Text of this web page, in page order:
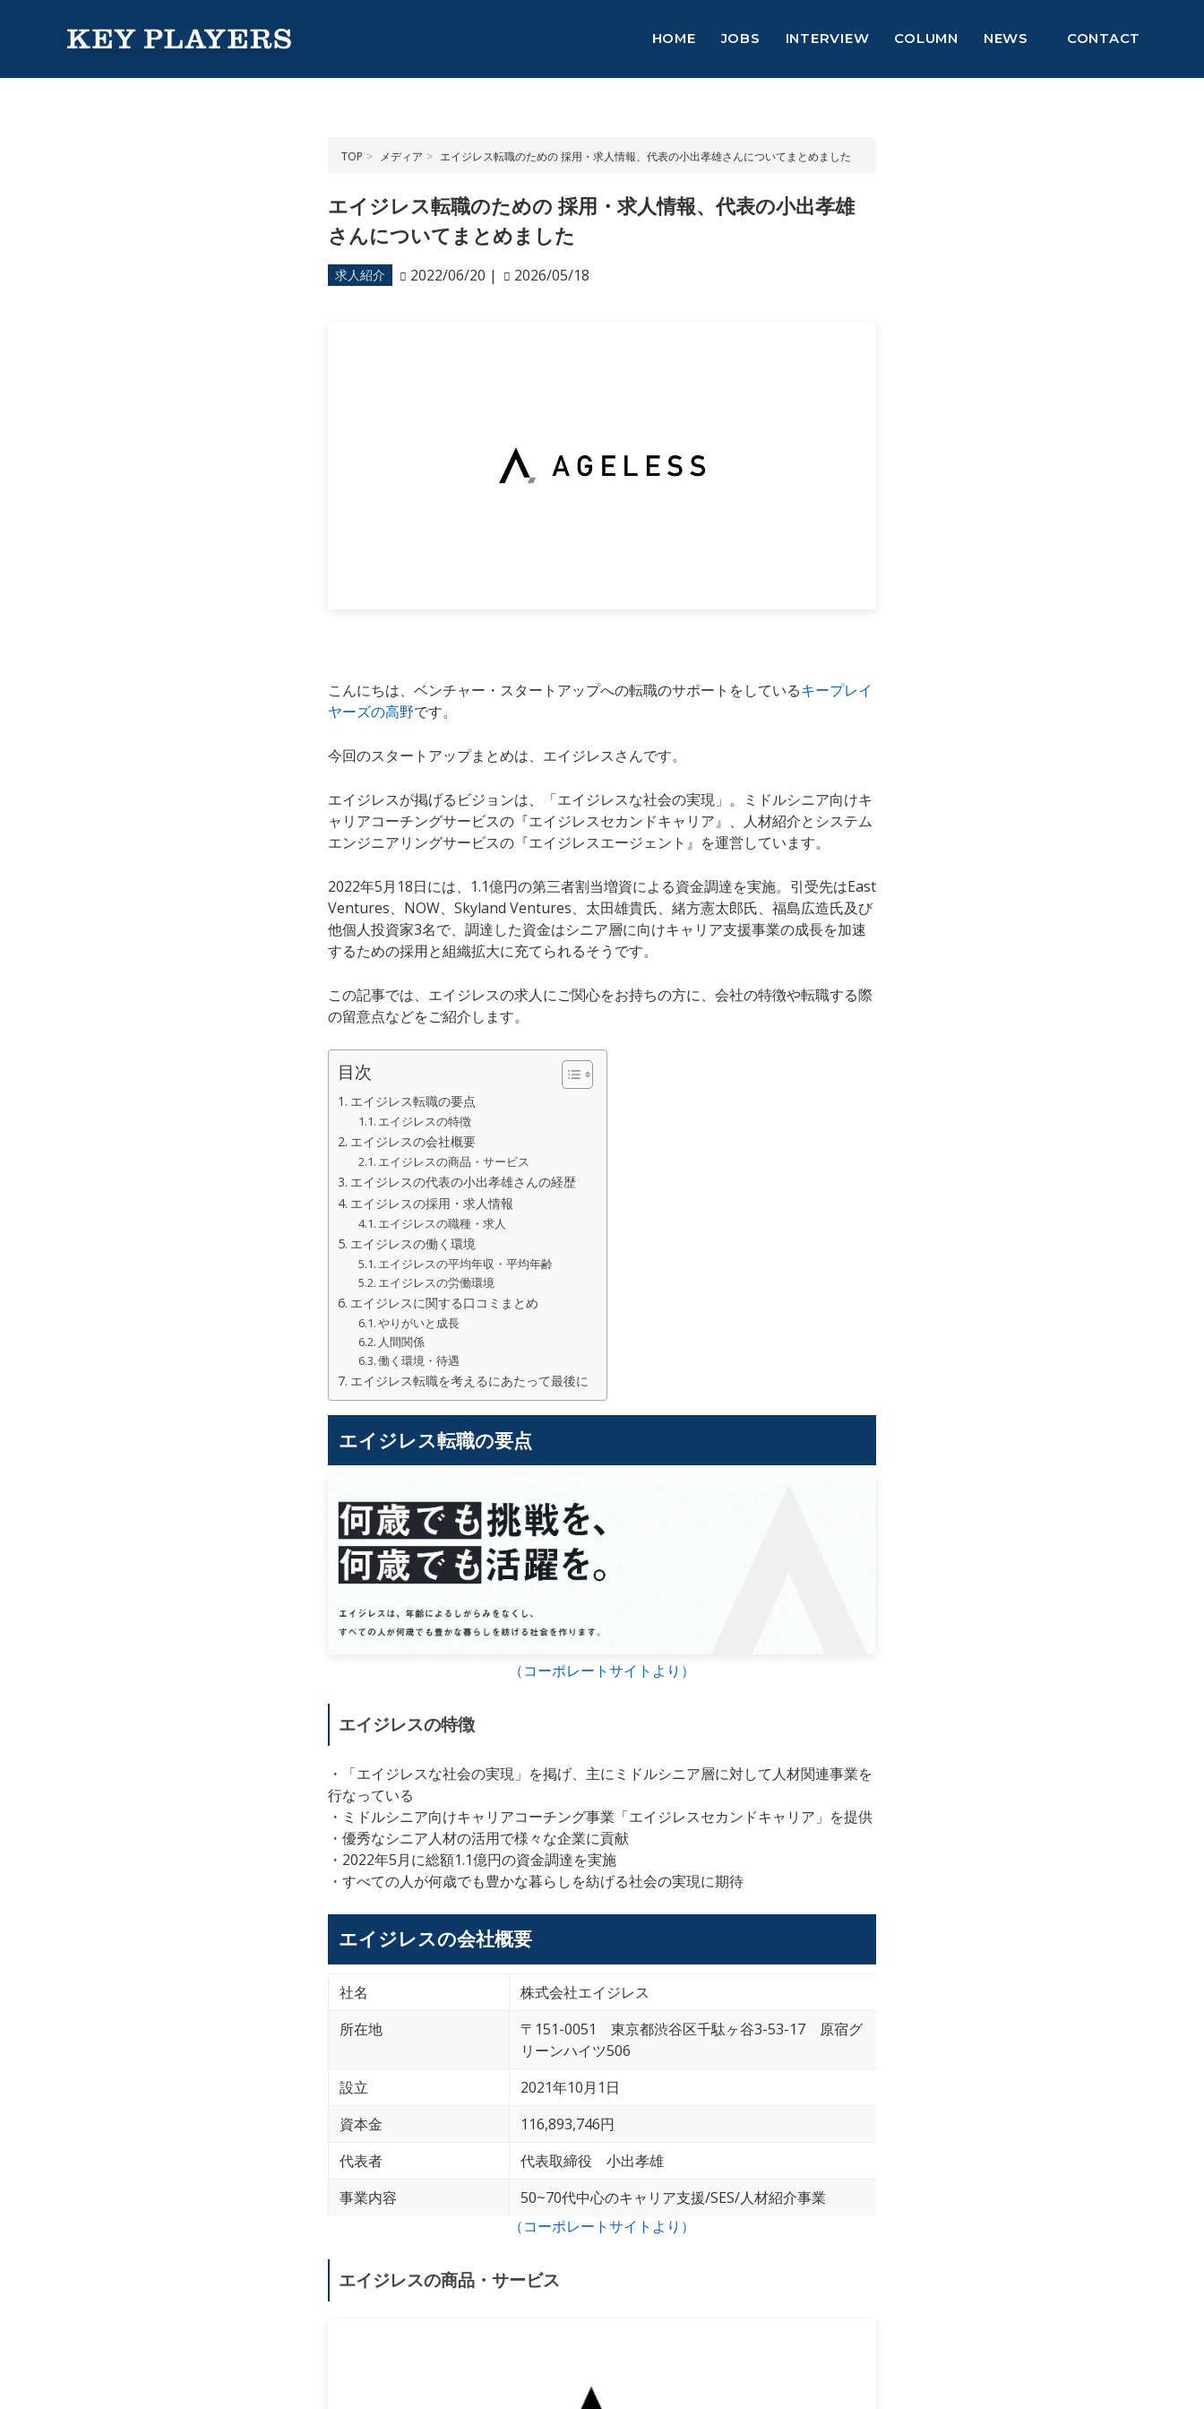
HOME JOBS INTERVIEW COLUMN NEWS CONTACT
TOP メディア エイジレス転職のための 採用・求人情報、代表の小出孝雄さんについてまとめました
エイジレス転職のための 採用・求人情報、代表の小出孝雄
さんについてまとめました
求人紹介 2022/06/20 | 2026/05/18
こんにちは、ベンチャー・スタートアップへの転職のサポートをしているキープレイ
ヤーズの高野です。
今回のスタートアップまとめは、 エイジレスさんです。
エイジレスが掲げるビジョンは、「エイジレスな社会の実現」。
ミドルシニア向けキ
ャリアコーチングサービスの『エイジレスセカンドキャリア』、人材紹介とシステム
エンジニアリングサービスの『エイジレスエージェント』を運営しています。
2022年5月18日には、1.1億円の第三者割当増資による資金調達を実施。引受先はEast
Ventures、NOW、Skyland Ventures、太田雄貴氏、緒方憲太郎氏、福島広造氏及び
他個人投資家3名で、調達した資金はシニア層に向けキャリア支援事業の成長を加速
するための採用と組織拡大に充てられるそうです。
この記事では、 エイジレスの求人にご関心をお持ちの方に、会社の特徴や転職する際
の留意点などをご紹介します。
目次
エイジレス転職の要点
エイジレスの特徴
エイジレスの会社概要
エイジレスの商品・サービス
エイジレスの代表の小出孝雄さんの経歴
エイジレスの採用・求人情報
エイジレスの職種・求人
エイジレスの働く環境
エイジレスの平均年収・平均年齢
エイジレスの労働環境
エイジレスに関する口コミまとめ
やりがいと成長
人間関係
働く環境・待遇
エイジレス転職を考えるにあたって最後に
エイジレス転職の要点
（コーポレートサイトより）
エイジレスの特徴
・「エイジレスな社会の実現」を掲げ、 主にミドルシニア層に対して人材関連事業を
行なっている
・ ミドルシニア向けキャリアコーチング事業 「エイジレスセカンドキャリア」 を提供
・ 優秀なシニア人材の活用で様々な企業に貢献
・2022年5月に総額1.1億円の資金調達を実施
・ すべての人が何歳でも豊かな暮らしを紡げる社会の実現に期待
エイジレスの会社概要
社名
株式会社エイジレス
所在地
〒151-0051 東京都渋谷区千駄ヶ谷3-53-17 原宿グ
リーンハイツ506
設立
2021年10月1日
資本金
116,893,746円
代表者
代表取締役 小出孝雄
事業内容
50~70代中心のキャリア支援/SES/人材紹介事業
（コーポレートサイトより）
エイジレスの商品・サービス